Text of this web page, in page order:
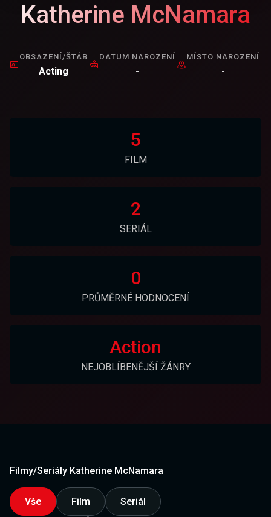
Katherine McNamara
OBSAZENÍ/ŠTÁB
Acting
DATUM NAROZENÍ
-
MÍSTO NAROZENÍ
-
5
FILM
2
SERIÁL
0
PRŮMĚRNÉ HODNOCENÍ
Action
NEJOBLÍBENĚJŠÍ ŽÁNRY
Filmy/Seriály Katherine McNamara
Vše Film Seriál